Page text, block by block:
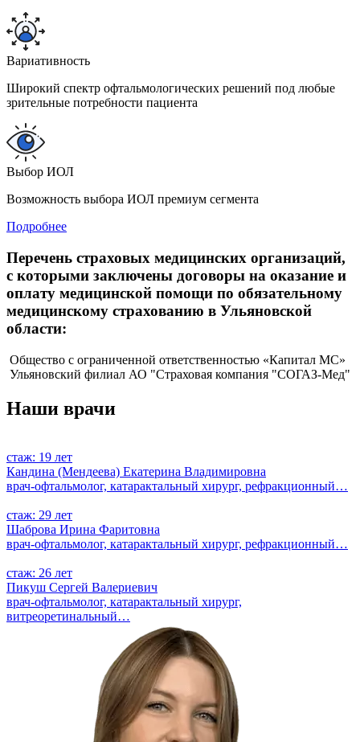
Вариативность
Широкий спектр офтальмологических решений под любые
зрительные потребности пациента
Выбор ИОЛ
Возможность выбора ИОЛ премиум сегмента
Подробнее
Перечень страховых медицинских организаций,
с которыми заключены договоры на оказание и
оплату медицинской помощи по обязательному
медицинскому страхованию в Ульяновской
области:
Общество с ограниченной ответственностью «Капитал МС»
Ульяновский филиал АО "Страховая компания "СОГАЗ-Мед"
Наши врачи
стаж: 19 лет
Кандина (Мендеева) Екатерина Владимировна
врач-офтальмолог, катарактальный хирург, рефракционный…
стаж: 29 лет
Шаброва Ирина Фаритовна
врач-офтальмолог, катарактальный хирург, рефракционный…
стаж: 26 лет
Пикуш Сергей Валериевич
врач-офтальмолог, катарактальный хирург,
витреоретинальный…